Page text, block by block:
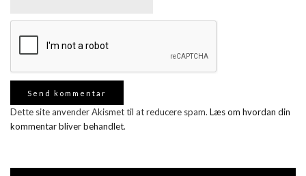
Dette site anvender Akismet til at reducere spam. Læs om hvordan din
kommentar bliver behandlet.